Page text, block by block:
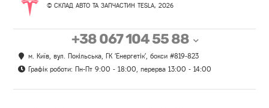
© СКЛАД АВТО ТА ЗАПЧАСТИН TESLA, 2026
+38 067 104 55 88
м. Київ, вул. Покільська, ГК 'Енергетік', бокси #819-823
Графік роботи: Пн-Пт 9:00 - 18:00, перерва 13:00 - 14:00